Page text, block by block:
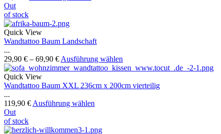
Out
of stock
Quick View
Wandtattoo Baum Landschaft
...
29,90 € – 69,90 € Ausführung wählen
Quick View
Wandtattoo Baum XXL 236cm x 200cm vierteilig
...
119,90 € Ausführung wählen
Out
of stock